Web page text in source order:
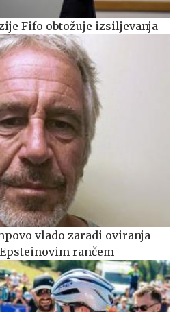
Fifo obtožuje izsiljevanja
vlado zaradi oviranja
rančem